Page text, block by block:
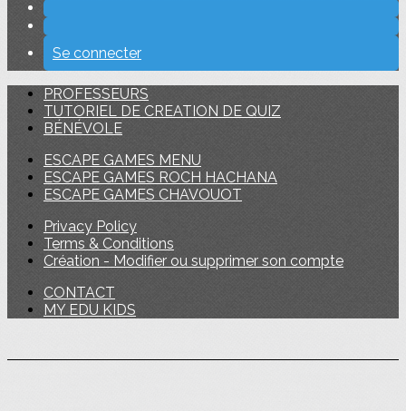
Se connecter
PROFESSEURS
TUTORIEL DE CREATION DE QUIZ
BÉNÉVOLE
ESCAPE GAMES MENU
ESCAPE GAMES ROCH HACHANA
ESCAPE GAMES CHAVOUOT
Privacy Policy
Terms & Conditions
Création - Modifier ou supprimer son compte
CONTACT
MY EDU KIDS